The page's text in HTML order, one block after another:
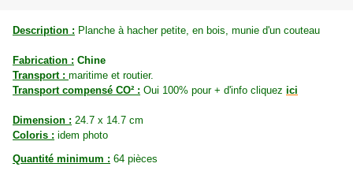
Description : Planche à hacher petite, en bois, munie d'un couteau
Fabrication : Chine
Transport : maritime et routier.
Transport compensé CO² : Oui 100% pour + d'info cliquez ici
Dimension : 24.7 x 14.7 cm
Coloris : idem photo
Quantité minimum : 64 pièces